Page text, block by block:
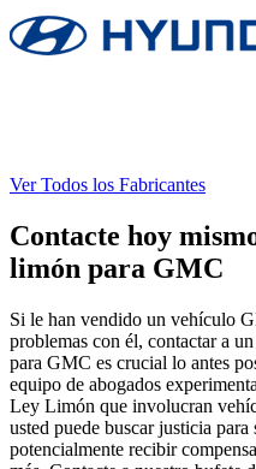
Ver Todos los Fabricantes
Contacte hoy
limón para GMC
Si le han vendido un vehículo
problemas con él, contactar a
para GMC es crucial lo antes
equipo de abogados
Ley Limón que involucran
usted puede buscar justicia
potencialmente recibir